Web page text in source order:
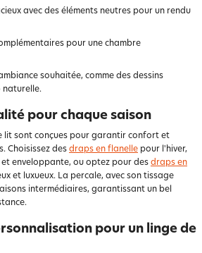
avec des éléments neutres pour un rendu
pour une chambre
souhaitée, comme des dessins
naturelle.
pour chaque saison
lit sont conçues pour garantir confort et
Choisissez des draps en flanelle pour l'hiver,
enveloppante, ou optez pour des draps en
et luxueux. La percale, avec son tissage
intermédiaires, garantissant un bel
pour un linge de